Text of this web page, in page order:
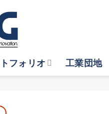
フォリオ 工業団地